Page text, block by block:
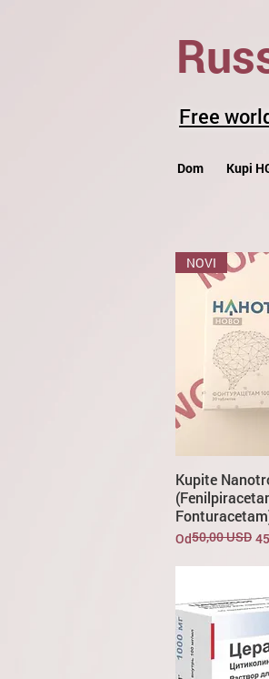
Free
Dom Kupi
NOVI
Kupite
Od
Redovna cijena
50,00 USD
Cijena s